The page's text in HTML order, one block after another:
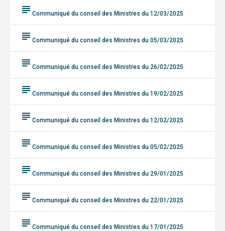
subject Communiqué du conseil des Ministres du 12/03/2025
subject Communiqué du conseil des Ministres du 05/03/2025
subject Communiqué du conseil des Ministres du 26/02/2025
subject Communiqué du conseil des Ministres du 19/02/2025
subject Communiqué du conseil des Ministres du 12/02/2025
subject Communiqué du conseil des Ministres du 05/02/2025
subject Communiqué du conseil des Ministres du 29/01/2025
subject Communiqué du conseil des Ministres du 22/01/2025
subject Communiqué du conseil des Ministres du 17/01/2025